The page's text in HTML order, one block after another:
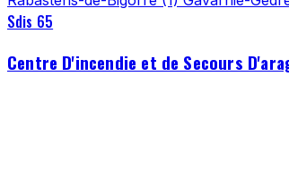
Sdis 65
Centre D'incendie et de Secours